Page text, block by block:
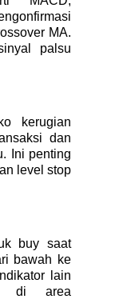
MA.
palsu
kerugian
dan
Ini penting
level stop
buy saat
bawah ke
lain
di area